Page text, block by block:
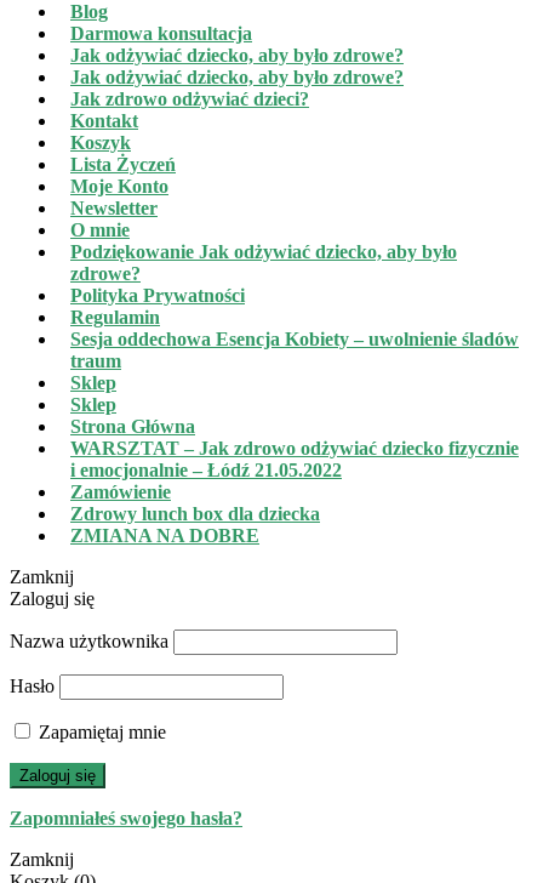
Blog
Darmowa konsultacja
Jak odżywiać dziecko, aby było zdrowe?
Jak odżywiać dziecko, aby było zdrowe?
Jak zdrowo odżywiać dzieci?
Kontakt
Koszyk
Lista Życzeń
Moje Konto
Newsletter
O mnie
Podziękowanie Jak odżywiać dziecko, aby było
zdrowe?
Polityka Prywatności
Regulamin
Sesja oddechowa Esencja Kobiety – uwolnienie śladów
traum
Sklep
Sklep
Strona Główna
WARSZTAT – Jak zdrowo odżywiać dziecko fizycznie
i emocjonalnie – Łódź 21.05.2022
Zamówienie
Zdrowy lunch box dla dziecka
ZMIANA NA DOBRE
Zamknij
Zaloguj się
Nazwa użytkownika
Hasło
Zapamiętaj mnie
Zaloguj się
Zapomniałeś swojego hasła?
Zamknij